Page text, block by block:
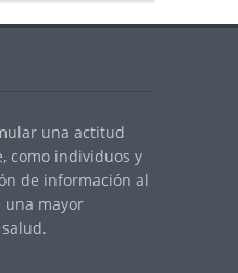
una actitud
como individuos y
de información al
mayor